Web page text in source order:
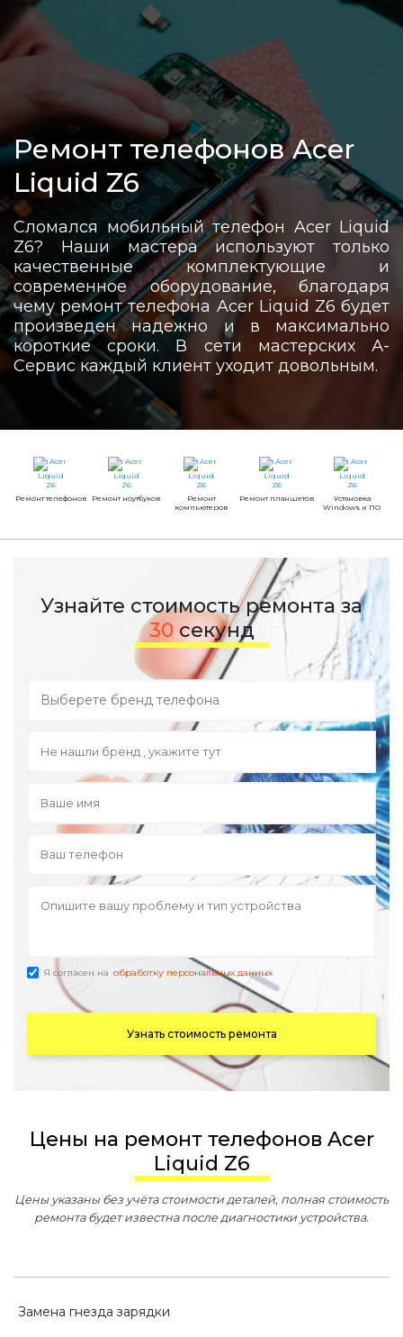
Ремонт телефонов Acer
Liquid Z6
Сломался мобильный телефон Acer Liquid
Z6? Наши мастера используют только
качественные комплектующие и
современное оборудование, благодаря
чему ремонт телефона Acer Liquid Z6 будет
произведен надежно и в максимально
короткие сроки. В сети мастерских А-
Сервис каждый клиент уходит довольным.
Ремонт телефонов Ремонт ноутбуков
Ремонт
компьютеров
Ремонт планшетов
Установка
Windows и ПО
Узнайте стоимость ремонта за
30 секунд
Я согласен на обработку персональных данных
Узнать стоимость ремонта
Цены на ремонт телефонов Acer
Liquid Z6
Цены указаны без учёта стоимости деталей, полная стоимость
ремонта будет известна после диагностики устройства.
Замена гнезда зарядки